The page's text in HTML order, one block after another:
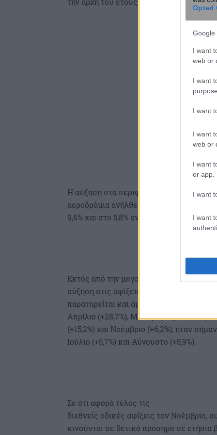
Opted
Google
I want
web or
I want
I want
I want
web or
I want
or app.
I want
I want
Η αύξηση στα περιφερειακά
αεροδρόμια ανήλθε στο 7,3% και στην
9,6% και στο 5,8% αντίστοιχα).
Εκτός από την μεγαλύτερη
αύξηση στις αφίξεις στα περιφερειακά
παρατηρείται και άμβλυνση της
Απρίλιο (+28,7%), Μάιο (+6,6%), Ιούνιο
(+15,2%) και Νοέμβριο (+6,2%), ήταν
Ιούλιο (+5,7%) και Αύγουστο (+5,9%).
Σε ότι αφορά τέλος τις
διεθνείς οδικές αφίξεις τον Νοέμβριο,
κινούνται σε θετικό πρόσημο σε